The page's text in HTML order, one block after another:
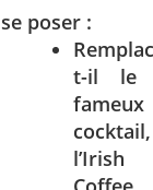
poser :
t-il le
fameux
cocktail,
l’Irish